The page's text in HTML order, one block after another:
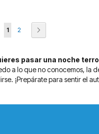
Página
Actualmente estás leyendo
1 Página
2
pasar una noche
a lo que no conocemos, la
¡Prepárate para sentir el